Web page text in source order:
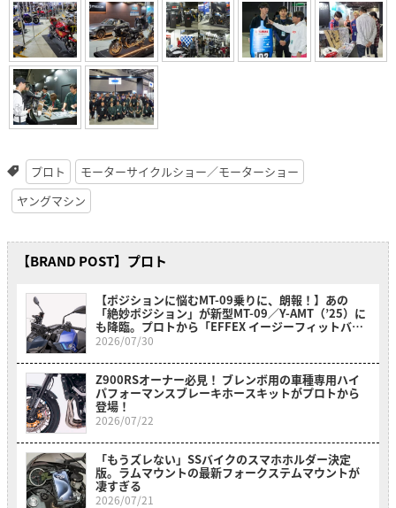
プロト
モーターサイクルショー／モーターショー
ヤングマシン
【BRAND POST】プロト
【ポジションに悩むMT-09乗りに、朗報！】あの
「絶妙ポジション」が新型MT-09／Y-AMT（’25）に
も降臨。プロトから「EFFEX イージーフィットバー
プラス」が新登場
2026/07/30
Z900RSオーナー必見！ ブレンボ用の車種専用ハイ
パフォーマンスブレーキホースキットがプロトから
登場！
2026/07/22
「もうズレない」SSバイクのスマホホルダー決定
版。ラムマウントの最新フォークステムマウントが
凄すぎる
2026/07/21